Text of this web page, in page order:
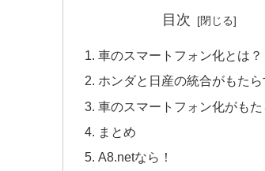
目次
車のスマートフォン化とは？
ホンダと日産の統合がもた
車のスマートフォン化がも
まとめ
A8.netなら！